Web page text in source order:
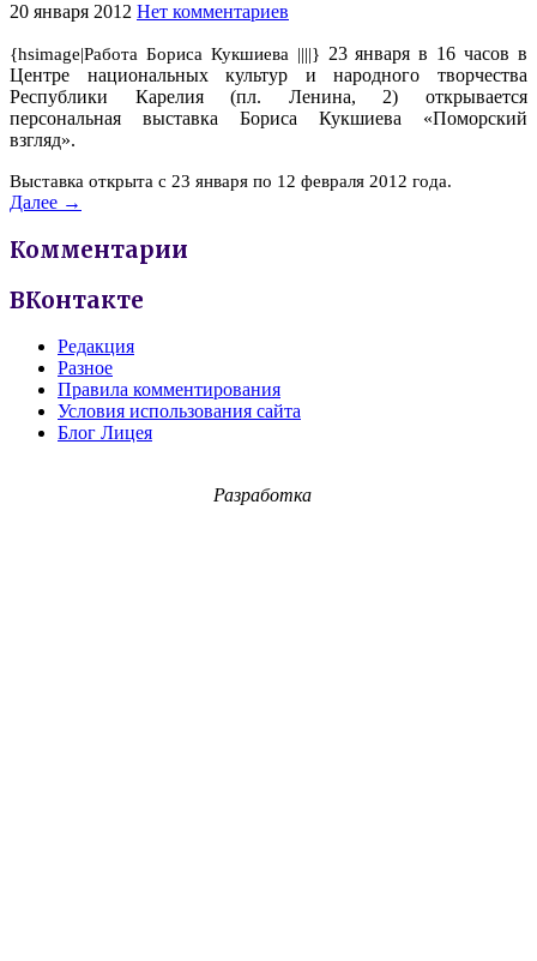
20 января 2012 Нет комментариев
{hsimage|Работа Бориса Кукшиева ||||} 23 января в 16 часов в
Центре национальных культур и народного творчества
Республики Карелия (пл. Ленина, 2) открывается
персональная выставка Бориса Кукшиева «Поморский
взгляд».
Выставка открыта с 23 января по 12 февраля 2012 года.
Далее →
Комментарии
ВКонтакте
Редакция
Разное
Правила комментирования
Условия использования сайта
Блог Лицея
Разработка